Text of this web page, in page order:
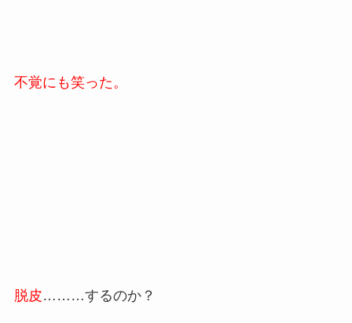
不覚にも笑った。
脱皮………するのか？